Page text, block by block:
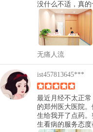
没什么不适，真的
无痛人流
ist457813645***
最近月经不太正
的郑州医大医院
生给我开了点药
生看病的服务态度